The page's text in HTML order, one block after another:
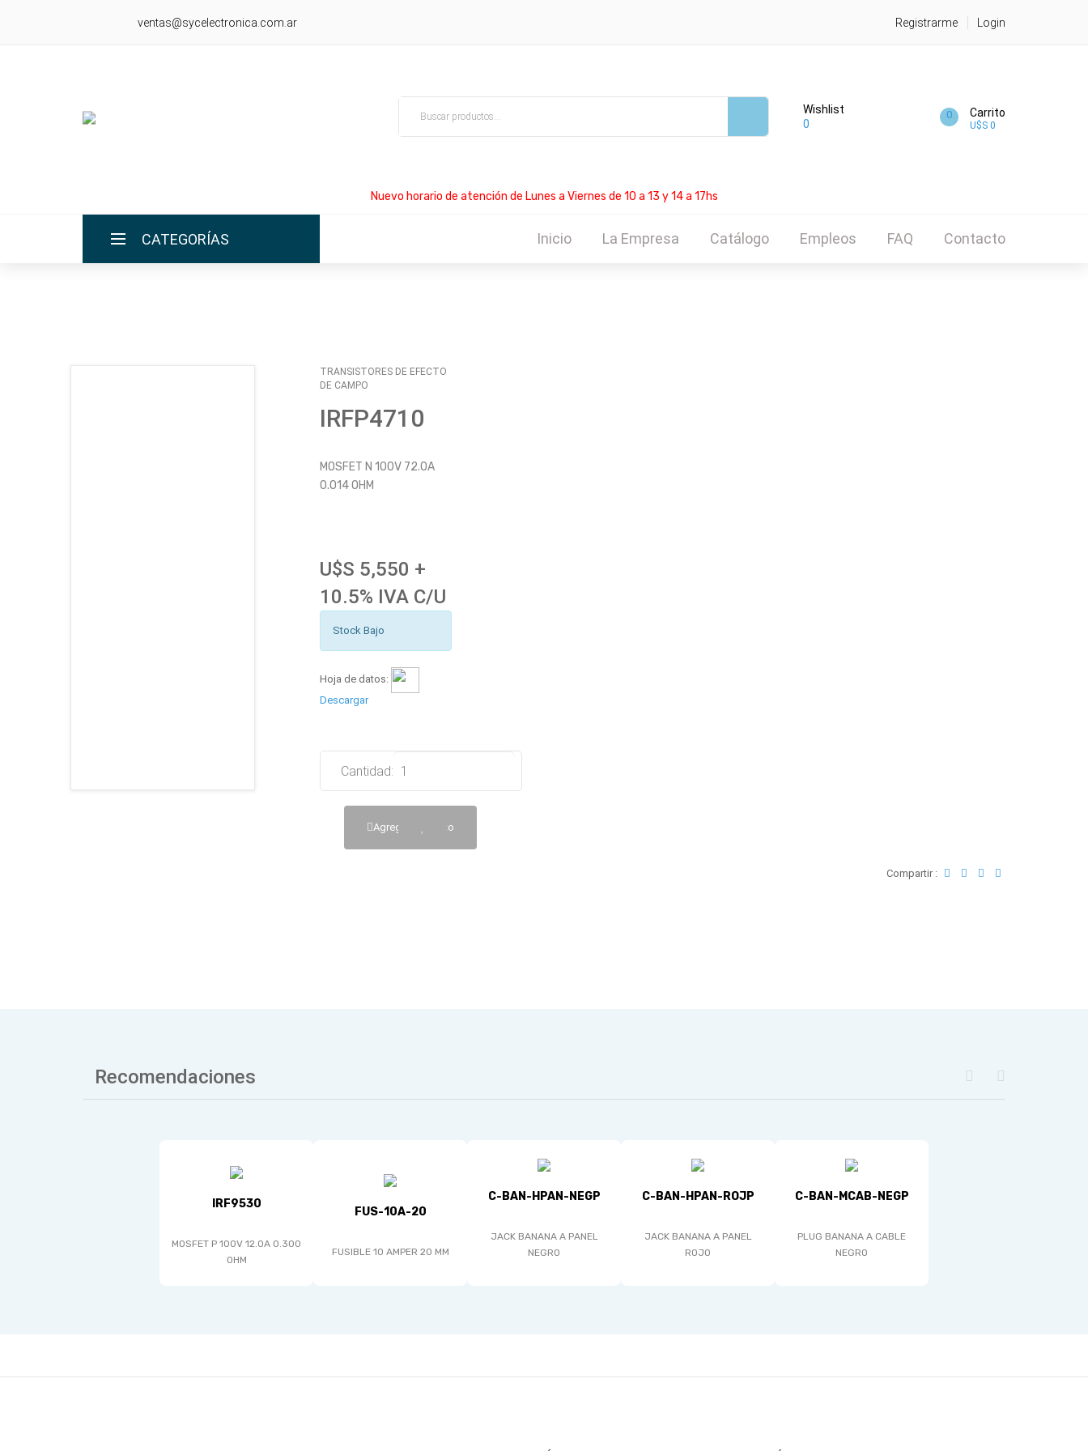
ventas@sycelectronica.com.ar Registrarme Login
Wishlist
0
0 Carrito
U$S 0
Nuevo horario de atención de Lunes a Viernes de 10 a 13 y 14 a 17hs
CATEGORÍAS Inicio La Empresa Catálogo Empleos FAQ Contacto
TRANSISTORES DE EFECTO
DE CAMPO
IRFP4710
MOSFET N 100V 72.0A
0.014 OHM
U$S 5,550 +
10.5% IVA C/U
Stock Bajo
Hoja de datos:
Descargar
Cantidad:
Agregar al Carrito
Compartir :
Recomendaciones
IRF9530
MOSFET P 100V 12.0A 0.300
OHM
FUS-10A-20
FUSIBLE 10 AMPER 20 MM
C-BAN-HPAN-NEGP
JACK BANANA A PANEL
NEGRO
C-BAN-HPAN-ROJP
JACK BANANA A PANEL
ROJO
C-BAN-MCAB-NEGP
PLUG BANANA A CABLE
NEGRO